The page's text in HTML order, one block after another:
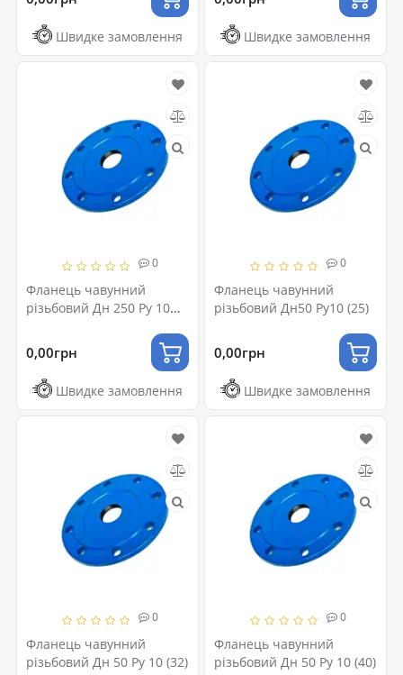
Швидке замовлення Швидке замовлення
0
Фланець чавунний
різьбовий Дн 250 Ру 10
0,00грн
Швидке замовлення
0
Фланець чавунний
різьбовий Дн50 Ру10 (25)
0,00грн
Швидке замовлення
0
Фланець чавунний
різьбовий Дн 50 Ру 10 (32)
0
Фланець чавунний
різьбовий Дн 50 Ру 10 (40)